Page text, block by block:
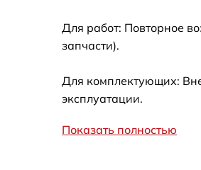
Замена затвора
Замена
Для работ: Повторное
запчасти).
Для комплектующих:
эксплуатации.
Показать полностью